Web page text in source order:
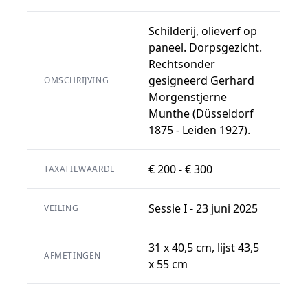
OMSCHRIJVING
Schilderij, olieverf op
paneel. Dorpsgezicht.
Rechtsonder
gesigneerd Gerhard
Morgenstjerne
Munthe (Düsseldorf
1875 - Leiden 1927).
TAXATIEWAARDE € 200 - € 300
VEILING Sessie I - 23 juni 2025
AFMETINGEN
31 x 40,5 cm, lijst 43,5
x 55 cm